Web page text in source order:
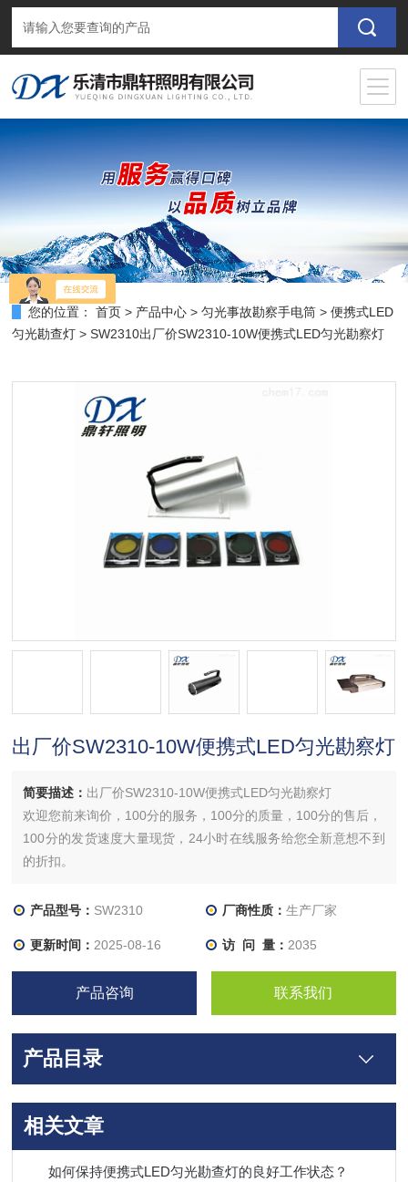
您的位置： 首页 > 产品中心 >匀光事故勘察手电筒 >便携式LED
匀光勘查灯 > SW2310出厂价SW2310-10W便携式LED匀光勘察灯
出厂价SW2310-10W便携式LED匀光勘察灯
简要描述： 出厂价SW2310-10W便携式LED匀光勘察灯
欢迎您前来询价，100分的服务，100分的质量，100分的售后，
100分的发货速度大量现货，24小时在线服务给您全新意想不到
的折扣。
产品型号： SW2310 厂商性质： 生产厂家
更新时间： 2025-08-16 访 问 量： 2035
产品咨询 联系我们
产品目录
相关文章
如何保持便携式LED匀光勘查灯的良好工作状态？